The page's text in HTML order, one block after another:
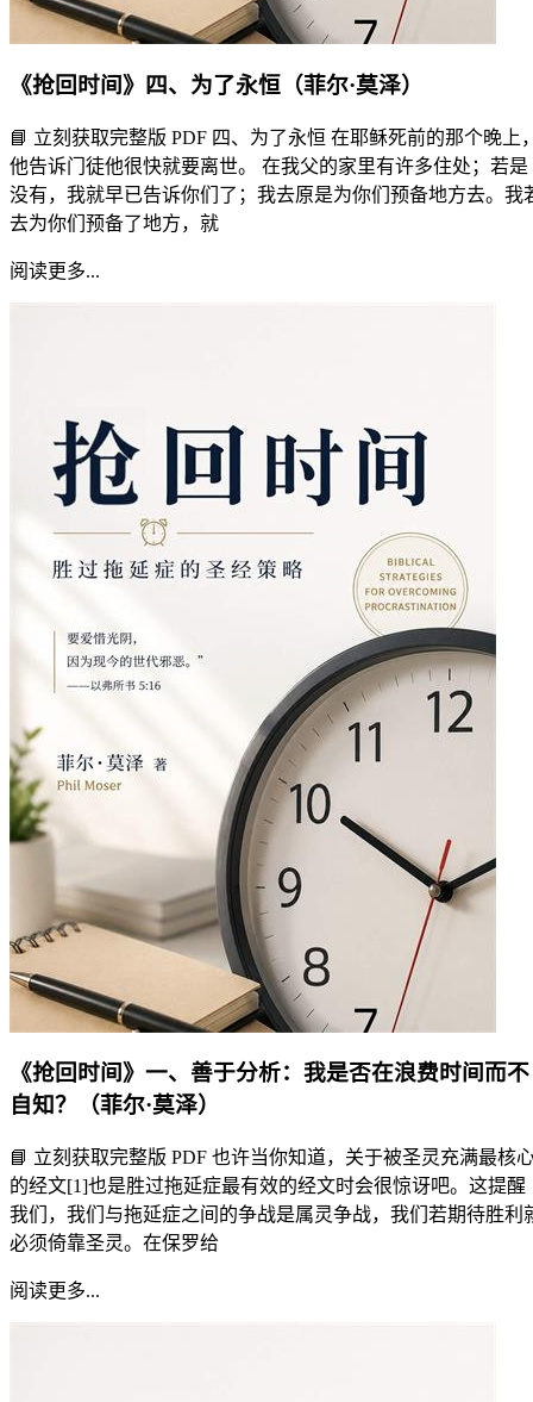
《抢回时间》四、为了永恒（菲尔·莫泽）
📘 立刻获取完整版 PDF 四、为了永恒 在耶稣死前的那个晚上
他告诉门徒他很快就要离世。 在我父的家里有许多住处；若是
没有，我就早已告诉你们了；我去原是为你们预备地方去。我
去为你们预备了地方，就
阅读更多...
《抢回时间》一、善于分析：我是否在浪费时间而不
自知？（菲尔·莫泽）
📘 立刻获取完整版 PDF 也许当你知道，关于被圣灵充满最核
的经文[1]也是胜过拖延症最有效的经文时会很惊讶吧。这提醒
我们，我们与拖延症之间的争战是属灵争战，我们若期待胜利
必须倚靠圣灵。在保罗给
阅读更多...